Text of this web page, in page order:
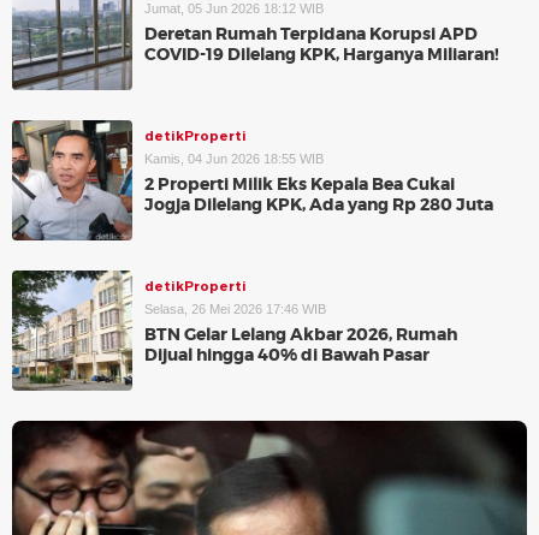
Jumat, 05 Jun 2026 18:12 WIB
Deretan Rumah Terpidana Korupsi APD
COVID-19 Dilelang KPK, Harganya Miliaran!
detikProperti
Kamis, 04 Jun 2026 18:55 WIB
2 Properti Milik Eks Kepala Bea Cukai
Jogja Dilelang KPK, Ada yang Rp 280 Juta
detikProperti
Selasa, 26 Mei 2026 17:46 WIB
BTN Gelar Lelang Akbar 2026, Rumah
Dijual hingga 40% di Bawah Pasar